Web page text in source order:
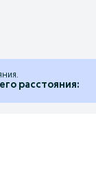
расстояния: